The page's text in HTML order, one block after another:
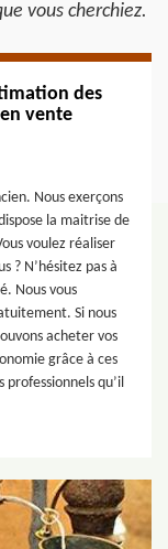
vous cherchiez.
des
vente
Nous exerçons
la maitrise de
voulez réaliser
? N’hésitez pas à
Nous vous
Si nous
acheter vos
grâce à ces
professionnels qu’il